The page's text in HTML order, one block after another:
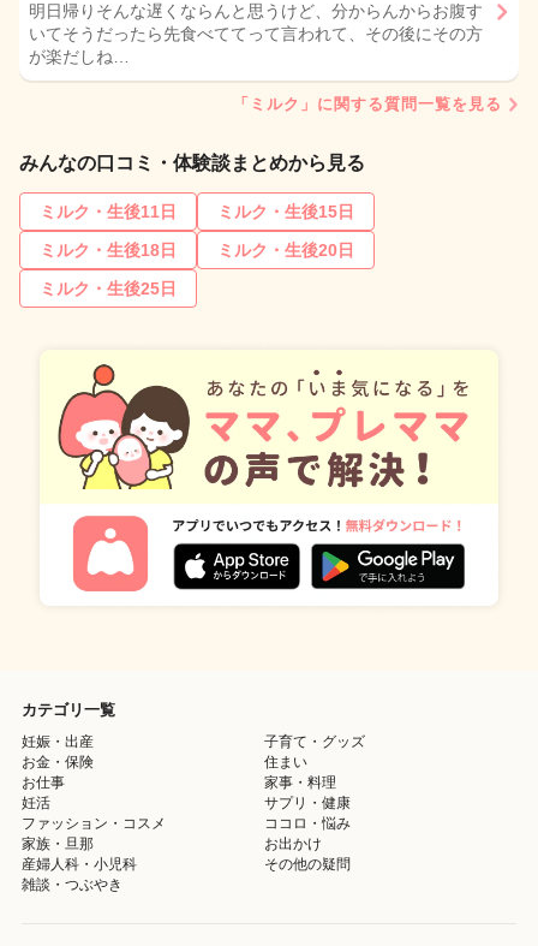
明日帰りそんな遅くならんと思うけど、分からんからお腹す
いてそうだったら先食べててって言われて、その後にその方
が楽だしね…
「ミルク」に関する質問一覧を見る
みんなの口コミ・体験談まとめから見る
ミルク・生後11日
ミルク・生後15日
ミルク・生後18日
ミルク・生後20日
ミルク・生後25日
カテゴリ一覧
妊娠・出産
子育て・グッズ
お金・保険
住まい
お仕事
家事・料理
妊活
サプリ・健康
ファッション・コスメ
ココロ・悩み
家族・旦那
お出かけ
産婦人科・小児科
その他の疑問
雑談・つぶやき